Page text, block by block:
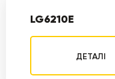
LG6210E
ДЕТАЛІ